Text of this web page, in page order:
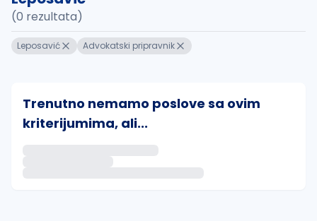
(0 rezultata)
Leposavić Advokatski pripravnik
Trenutno nemamo poslove sa ovim
kriterijumima, ali...